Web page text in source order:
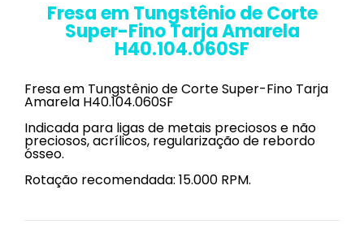
Fresa em Tungstênio de Corte
Super-Fino Tarja Amarela
H40.104.060SF
Fresa em Tungstênio de Corte Super-Fino Tarja
Amarela H40.104.060SF
Indicada para ligas de metais preciosos e não
preciosos, acrílicos, regularização de rebordo
ósseo.
Rotação recomendada: 15.000 RPM.